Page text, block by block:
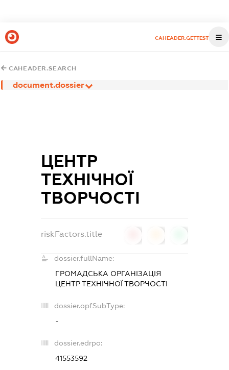
CAHEADER.GETTEST
CAHEADER.SEARCH
document.dossier
ЦЕНТР
ТЕХНІЧНОЇ
ТВОРЧОСТІ
riskFactors.title
dossier.fullName:
ГРОМАДСЬКА ОРГАНІЗАЦІЯ
ЦЕНТР ТЕХНІЧНОЇ ТВОРЧОСТІ
dossier.opfSubType:
-
dossier.edrpo:
41553592